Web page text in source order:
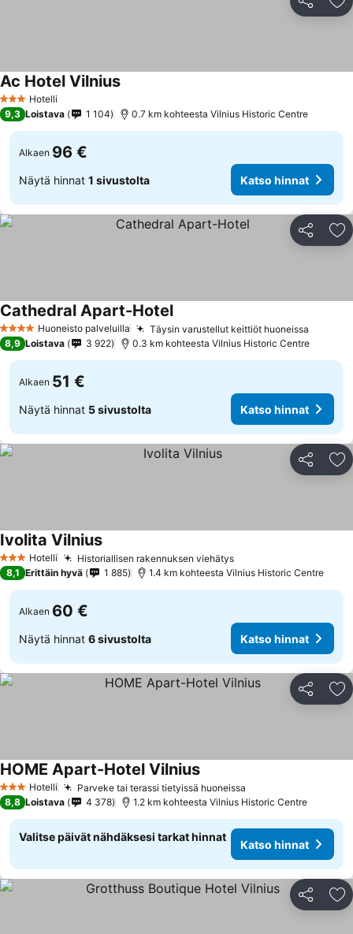
Jaa
3 Tähtiluokitus
Hotelli
Ac Hotel Vilnius
9,3 Loistava 1 104 0.7 km kohteesta Vilnius Historic Centre
Alkaen 96 €
Näytä hinnat 1 sivustolta Katso hinnat
Jaa
4 TähtiluokitusHuoneisto palveluilla Täysin varustellut keittiöt huoneissa
Cathedral Apart-Hotel
8,9 Loistava 3 922 0.3 km kohteesta Vilnius Historic Centre
Alkaen 51 €
Näytä hinnat 5 sivustolta Katso hinnat
Jaa
3 Tähtiluokitus
Hotelli Historiallisen rakennuksen viehätys
Ivolita Vilnius
8,1 Erittäin hyvä 1 885 1.4 km kohteesta Vilnius Historic Centre
Alkaen 60 €
Näytä hinnat 6 sivustolta Katso hinnat
Jaa
3 Tähtiluokitus
Hotelli Parveke tai terassi tietyissä huoneissa
HOME Apart-Hotel Vilnius
8,8 Loistava 4 378 1.2 km kohteesta Vilnius Historic Centre
Valitse päivät nähdäksesi tarkat hinnat
Katso hinnat
Jaa